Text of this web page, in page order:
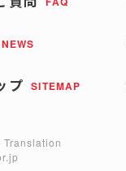
NEWS
プ SITEMAP
Translation